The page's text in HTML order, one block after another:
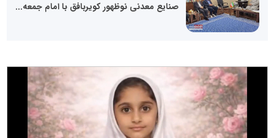
صنایع معدنی نوظهور کویربافق با امام جمعه...